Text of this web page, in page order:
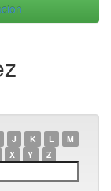
J K L
M
X Y Z